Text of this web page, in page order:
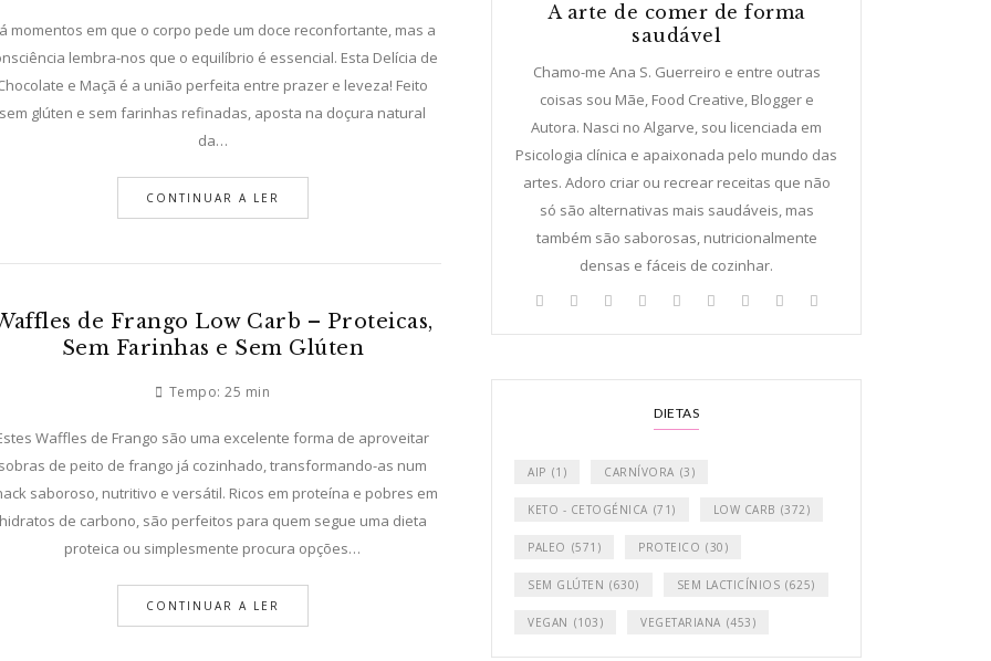
momentos em que o corpo pede um doce reconfortante, mas a
lembra-nos que o equilíbrio é essencial. Esta Delícia de
e Maçã é a união perfeita entre prazer e leveza! Feito
sem glúten e sem farinhas refinadas, aposta na doçura natural
da…
CONTINUAR A LER
de Frango Low Carb – Proteicas,
Sem Farinhas e Sem Glúten
Tempo: 25 min
Waffles de Frango são uma excelente forma de aproveitar
de peito de frango já cozinhado, transformando-as num
saboroso, nutritivo e versátil. Ricos em proteína e pobres em
de carbono, são perfeitos para quem segue uma dieta
proteica ou simplesmente procura opções…
CONTINUAR A LER
A arte de comer de forma
saudável
Chamo-me Ana S. Guerreiro e entre outras
coisas sou Mãe, Food Creative, Blogger e
Autora. Nasci no Algarve, sou licenciada em
Psicologia clínica e apaixonada pelo mundo das
artes. Adoro criar ou recrear receitas que não
só são alternativas mais saudáveis, mas
também são saborosas, nutricionalmente
densas e fáceis de cozinhar.
DIETAS
AIP (1) CARNÍVORA (3)
KETO - CETOGÉNICA (71) LOW CARB (372)
PALEO (571) PROTEICO (30)
SEM GLÚTEN (630) SEM LACTICÍNIOS (625)
VEGAN (103) VEGETARIANA (453)